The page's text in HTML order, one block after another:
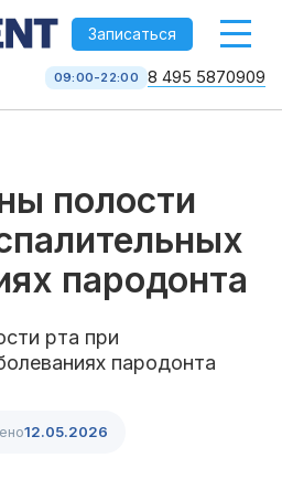
Записаться
09:00-22:00 8 495 5870909
полости
пародонта
12.05.2026